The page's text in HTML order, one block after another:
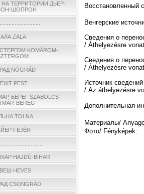
ТЕРРИТОРИИ ДЬЕР-
ШОПРОН
ZALA
KOMÁROM-
NÓGRÁD
PEST
БЕРЕГ SZABOLCS-
BEREG
TOLNA
FEJÉR
HAJDÚ-BIHAR
HEVES
CSONGRÁD
Восстановленный
Венгерские
Сведения о
/ Áthelyezésre
Сведения о
/ Áthelyezésre
Источник
/ Az áthelyezésre
Дополнительная
Материалы/
Фото/ Fényképek: